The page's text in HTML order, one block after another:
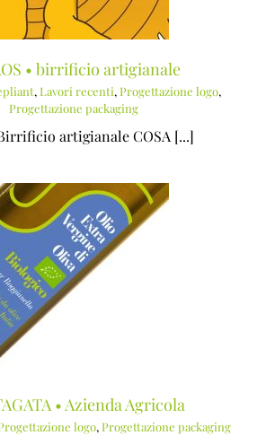
• birrificio artigianale
, Lavori recenti, Progettazione logo,
Progettazione packaging
artigianale COSA [...]
• Azienda Agricola
logo, Progettazione packaging